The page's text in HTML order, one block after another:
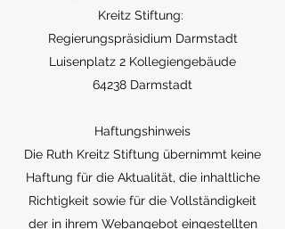
Kreitz Stiftung:
Regierungspräsidium Darmstadt
Luisenplatz 2 Kollegiengebäude
64238 Darmstadt
Haftungshinweis
Die Ruth Kreitz Stiftung übernimmt keine
Haftung für die Aktualität, die inhaltliche
Richtigkeit sowie für die Vollständigkeit
der in ihrem Webangebot eingestellten